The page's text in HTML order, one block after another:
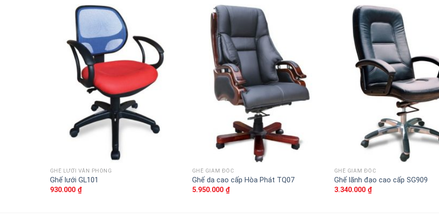
Thêm
vào
sản
phẩm
GHẾ LƯỚI VĂN PHÒNG
Ghế lưới GL101
930.000 ₫
yêu
thích
GHẾ GIÁM ĐỐC
Ghế da cao cấp Hòa Phát TQ07
5.950.000 ₫
GHẾ GIÁM ĐỐC
Ghế lãnh đạo cao cấp SG909
3.340.000 ₫